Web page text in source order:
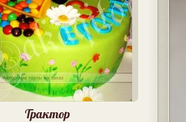
Трактор